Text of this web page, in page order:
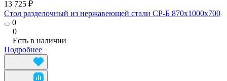
13 725 ₽
Стол разделочный из нержавеющей стали СР-Б 870x1000x700
0
0
Есть в наличии
Подробнее